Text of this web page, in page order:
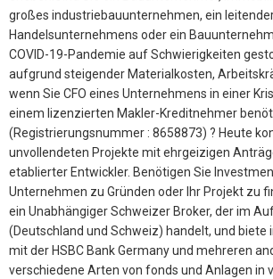
großes industriebauunternehmen, ein
Handelsunternehmens oder ein
COVID-19-Pandemie auf Schwierigkeiten
aufgrund steigender Materialkosten,
wenn Sie CFO eines Unternehmens in einer
einem lizenzierten Makler-Kreditnehmer
(Registrierungsnummer : 8658873) ? Heute
unvollendeten Projekte mit ehrgeizigen
etablierter Entwickler. Benötigen Sie
Unternehmen zu Gründen oder Ihr Projekt zu
ein Unabhängiger Schweizer Broker, der im
(Deutschland und Schweiz) handelt, und
mit der HSBC Bank Germany und mehreren
verschiedene Arten von fonds und Anlagen in